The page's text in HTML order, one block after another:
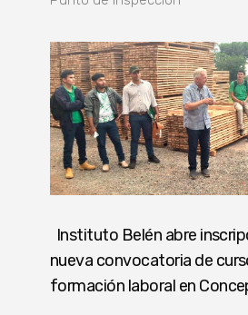
Instituto Belén abre
nueva convocatoria de
formación laboral en